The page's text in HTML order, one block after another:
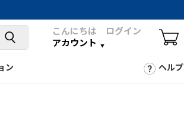
こんにちは ログイン
アカウント
ン ヘルプ